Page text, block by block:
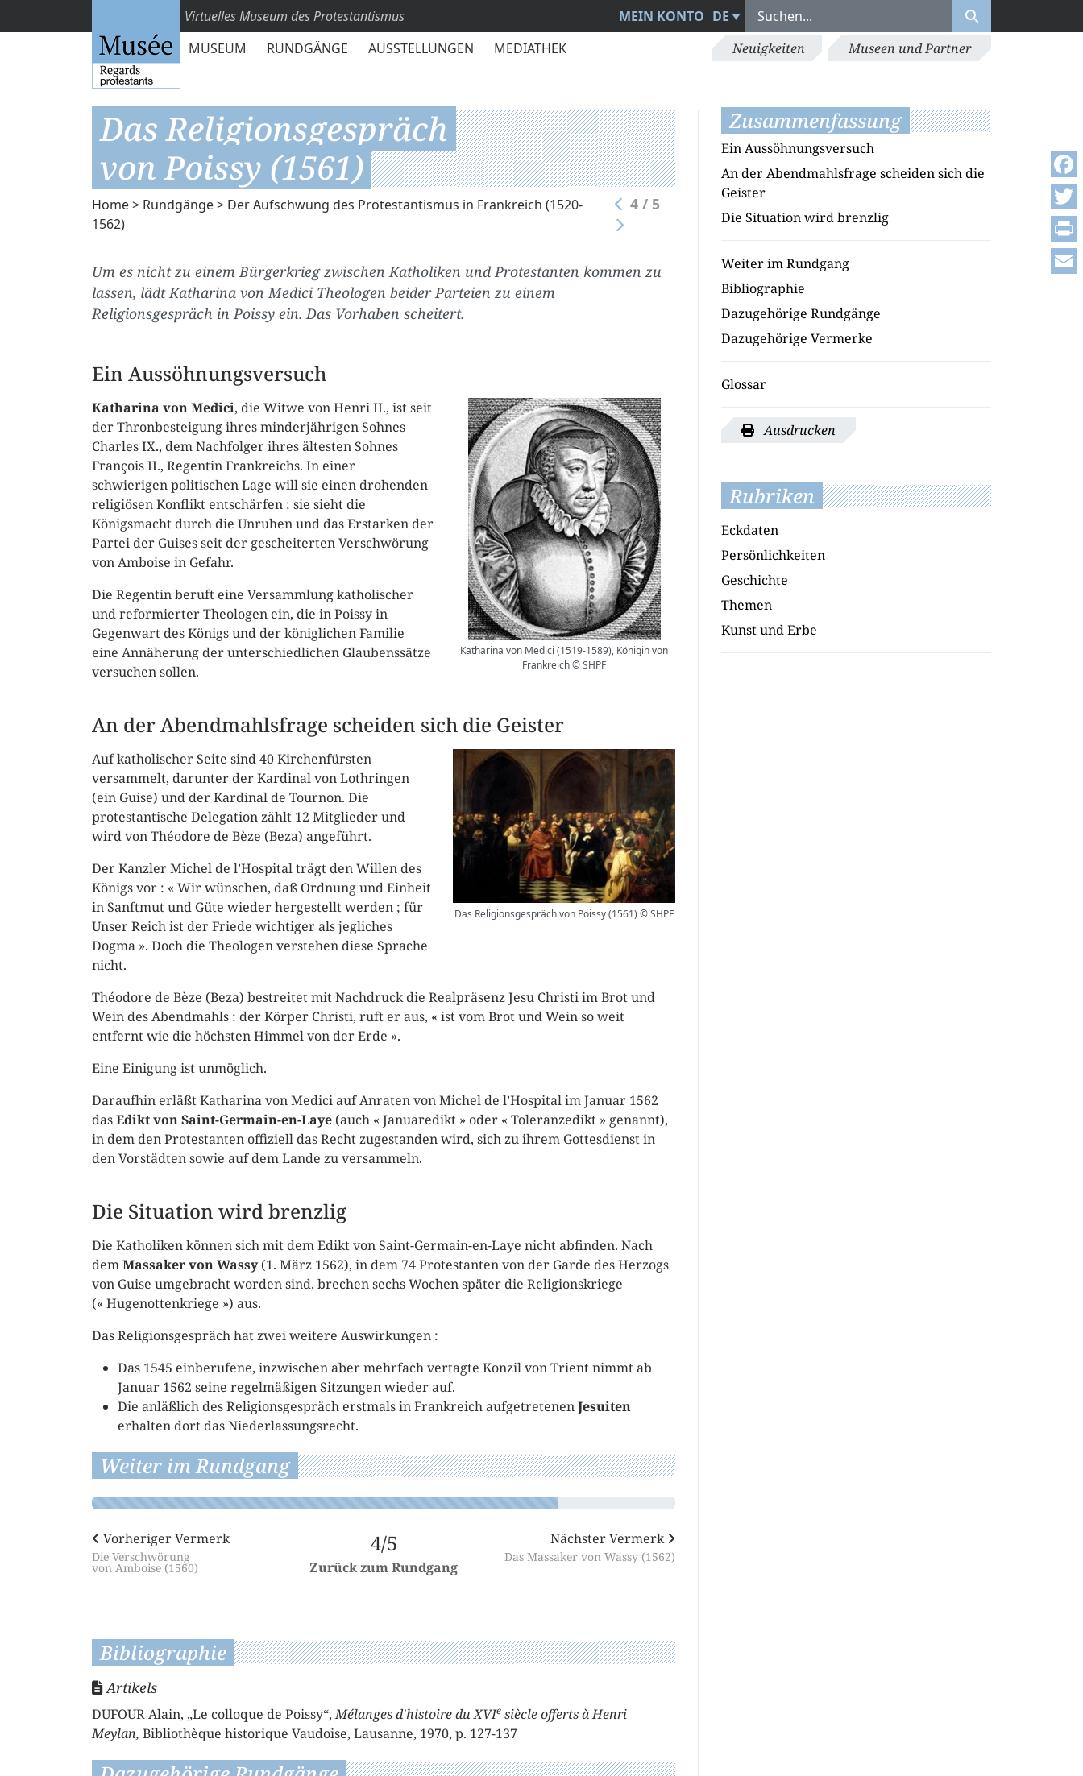
Virtuelles Museum des Protestantismus MEIN KONTO DE
MUSEUM
RUNDGÄNGE AUSSTELLUNGEN MEDIATHEK Neuigkeiten Museen und Partner
Das Religionsgespräch
von Poissy (1561)
Home> Rundgänge> Der Aufschwung des Protestantismus in Frankreich (1520-
1562)
4 / 5
Um es nicht zu einem Bürgerkrieg zwischen Katholiken und Protestanten kommen zu
lassen, lädt Katharina von Medici Theologen beider Parteien zu einem
Religionsgespräch in Poissy ein. Das Vorhaben scheitert.
Ein Aussöhnungsversuch
Katharina von Medici (1519-1589), Königin von
Frankreich © SHPF
Katharina von Medici, die Witwe von Henri II., ist seit
der Thronbesteigung ihres minderjährigen Sohnes
Charles IX., dem Nachfolger ihres ältesten Sohnes
François II., Regentin Frankreichs. In einer
schwierigen politischen Lage will sie einen drohenden
religiösen Konflikt entschärfen : sie sieht die
Königsmacht durch die Unruhen und das Erstarken der
Partei der Guises seit der gescheiterten Verschwörung
von Amboise in Gefahr.
Die Regentin beruft eine Versammlung katholischer
und reformierter Theologen ein, die in Poissy in
Gegenwart des Königs und der königlichen Familie
eine Annäherung der unterschiedlichen Glaubenssätze
versuchen sollen.
An der Abendmahlsfrage scheiden sich die Geister
Das Religionsgespräch von Poissy (1561) © SHPF
Auf katholischer Seite sind 40 Kirchenfürsten
versammelt, darunter der Kardinal von Lothringen
(ein Guise) und der Kardinal de Tournon. Die
protestantische Delegation zählt 12 Mitglieder und
wird von Théodore de Bèze (Beza) angeführt.
Der Kanzler Michel de l’Hospital trägt den Willen des
Königs vor : « Wir wünschen, daß Ordnung und Einheit
in Sanftmut und Güte wieder hergestellt werden ; für
Unser Reich ist der Friede wichtiger als jegliches
Dogma ». Doch die Theologen verstehen diese Sprache
nicht.
Théodore de Bèze (Beza) bestreitet mit Nachdruck die Realpräsenz Jesu Christi im Brot und
Wein des Abendmahls : der Körper Christi, ruft er aus, « ist vom Brot und Wein so weit
entfernt wie die höchsten Himmel von der Erde ».
Eine Einigung ist unmöglich.
Daraufhin erläßt Katharina von Medici auf Anraten von Michel de l’Hospital im Januar 1562
dasEdikt von Saint-Germain-en-Laye (auch « Januaredikt » oder « Toleranzedikt » genannt),
in dem den Protestanten offiziell das Recht zugestanden wird, sich zu ihrem Gottesdienst in
den Vorstädten sowie auf dem Lande zu versammeln.
Die Situation wird brenzlig
Die Katholiken können sich mit dem Edikt von Saint-Germain-en-Laye nicht abfinden. Nach
demMassaker von Wassy(1. März 1562), in dem 74 Protestanten von der Garde des Herzogs
von Guise umgebracht worden sind, brechen sechs Wochen später die Religionskriege
(« Hugenottenkriege ») aus.
Das Religionsgespräch hat zwei weitere Auswirkungen :
Das 1545 einberufene, inzwischen aber mehrfach vertagte Konzil von Trient nimmt ab
Januar 1562 seine regelmäßigen Sitzungen wieder auf.
Die anläßlich des Religionsgespräch erstmals in Frankreich aufgetretenenJesuiten
erhalten dort das Niederlassungsrecht.
Weiter im Rundgang
Vorheriger Vermerk
Die Verschwörung
von Amboise (1560)
4/5
Zurück zum Rundgang
Nächster Vermerk
Das Massaker von Wassy (1562)
Bibliographie
Artikels
DUFOUR Alain, „Le colloque de Poissy“,Mélanges d'histoire du XVIe siècle offerts à Henri
Meylan, Bibliothèque historique Vaudoise, Lausanne, 1970, p. 127-137
Zusammenfassung
Ein Aussöhnungsversuch
An der Abendmahlsfrage scheiden sich die
Geister
Die Situation wird brenzlig
Weiter im Rundgang
Bibliographie
Dazugehörige Rundgänge
Dazugehörige Vermerke
Glossar
Ausdrucken
Rubriken
Eckdaten
Persönlichkeiten
Geschichte
Themen
Kunst und Erbe
Print